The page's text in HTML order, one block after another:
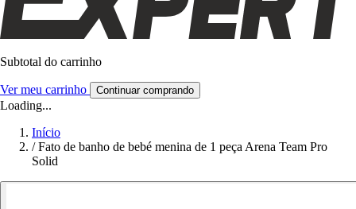
Subtotal do carrinho
Ver meu carrinho Continuar comprando
Loading...
Início
/ Fato de banho de bebé menina de 1 peça Arena Team Pro
Solid